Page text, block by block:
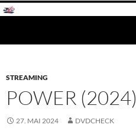
Zum
STREAMING
POWER (2024)
27. MAI 2024 DVDCHECK